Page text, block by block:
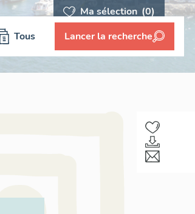
Ma sélection (0)
Tous Lancer la recherche